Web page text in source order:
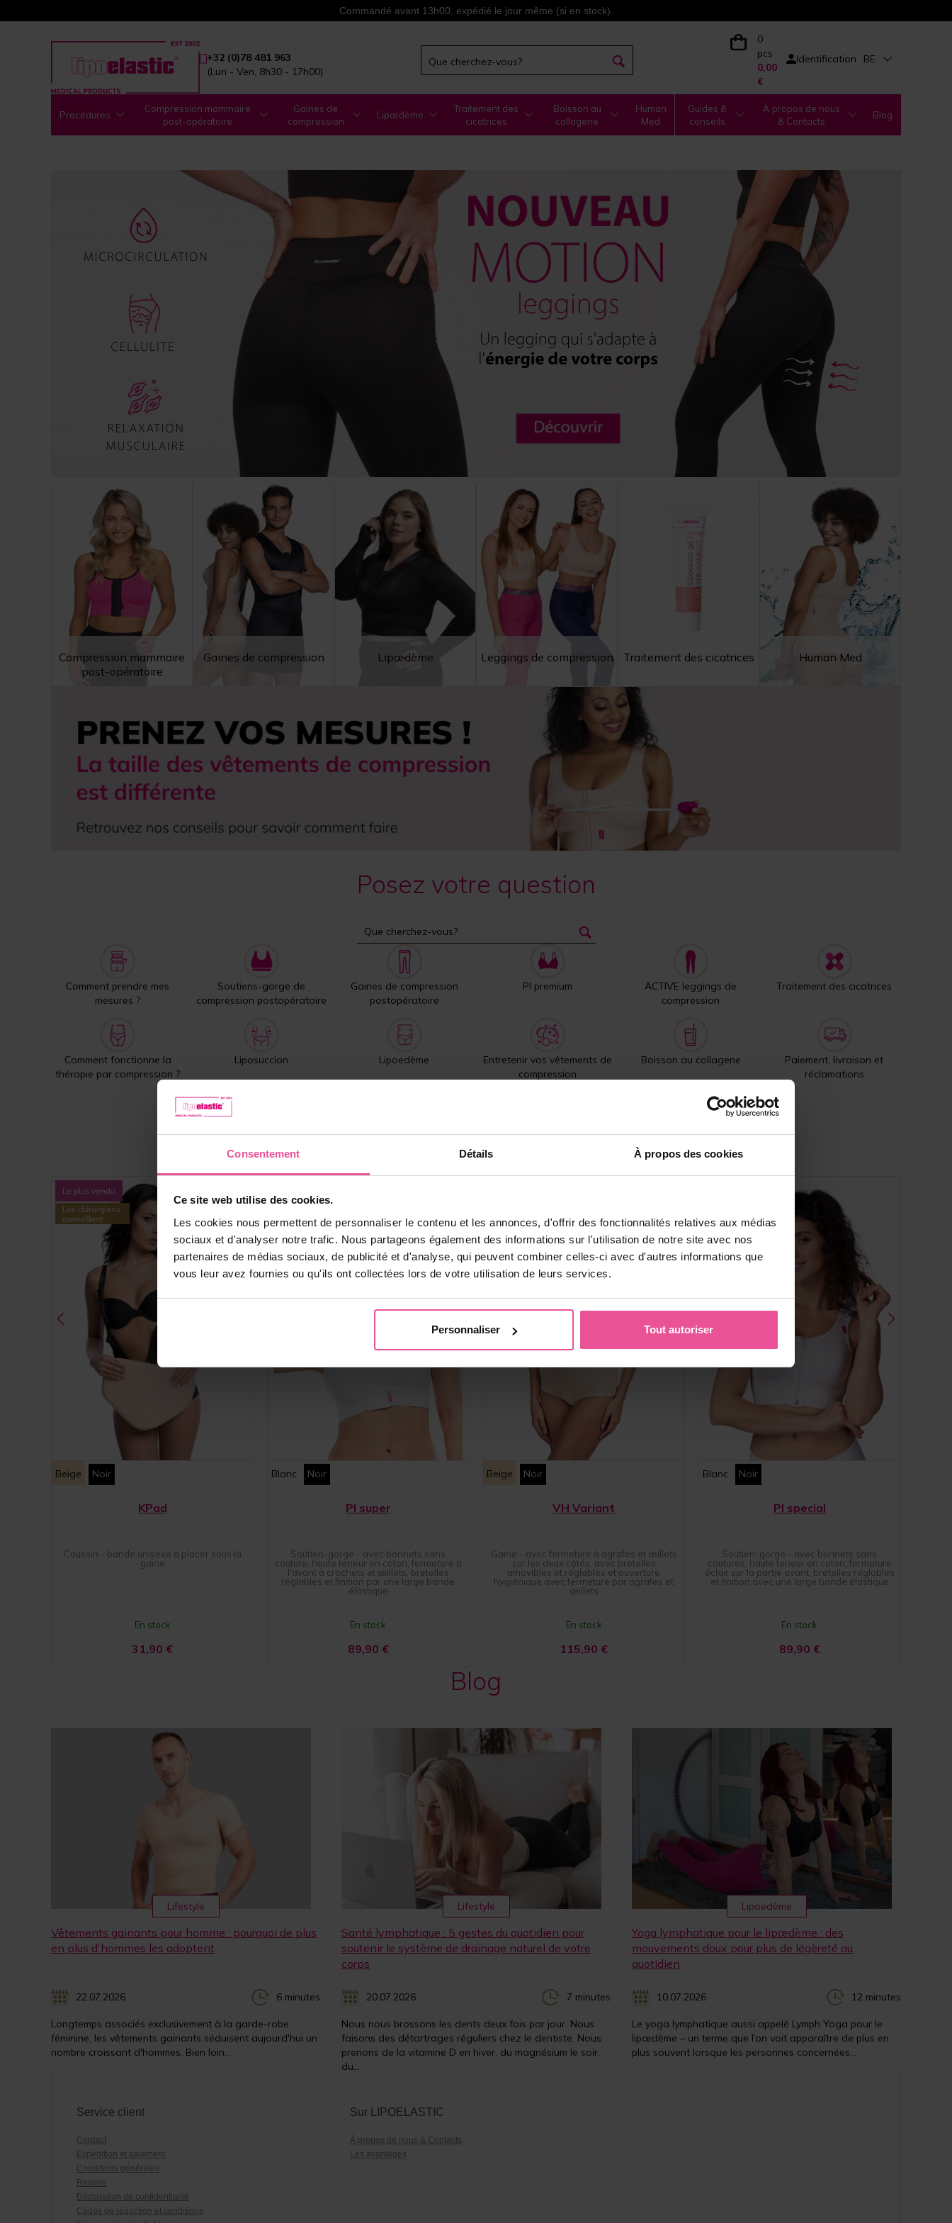
Consentement Détails À propos des cookies
Ce site web utilise des cookies.
Les cookies nous permettent de personnaliser le contenu et les annonces, d'offrir des fonctionnalités relatives aux médias
sociaux et d'analyser notre trafic. Nous partageons également des informations sur l'utilisation de notre site avec nos
partenaires de médias sociaux, de publicité et d'analyse, qui peuvent combiner celles-ci avec d'autres informations que
vous leur avez fournies ou qu'ils ont collectées lors de votre utilisation de leurs services.
Personnaliser Tout autoriser
Commandé avant 13h00, expédié le jour même (si en stock).
+32 (0)78 481 963
(Lun - Ven, 8h30 - 17h00)
0
pcs
0,00
€
Identification BE
Procédures
Compression mammaire
post-opératoire
Gaines de
compression
Lipœdème
Traitement des
cicatrices
Boisson au
collagène
Human
Med
Guides &
conseils
À propos de nous
& Contacts
Blog
Compression mammaire
post-opératoire
Gaines de compression Lipœdème Leggings de compression Traitement des cicatrices Human Med
Posez votre question
Comment prendre mes
mesures ?
Soutiens-gorge de
compression postopératoire
Gaines de compression
postopératoire
PI premium
ACTIVE leggings de
compression
Traitement des cicatrices
Comment fonctionne la
thérapie par compression ?
Liposuccion Lipoedème
Entretenir vos vêtements de
compression
Boisson au collagene
Paiement, livraison et
réclamations
Produits les plus vendus
Beige Noir
KPad
Coussin - bande unisexe à placer sous la
gaine
En stock
31,90 €
Blanc Noir
PI super
Soutien-gorge - avec bonnets sans
couture, haute teneur en coton, fermeture à
l'avant à crochets et œillets, bretelles
réglables et finition par une large bande
élastique
En stock
89,90 €
Beige Noir
VH Variant
Gaine - avec fermeture à agrafes et œillets
sur les deux côtés, avec bretelles
amovibles et réglables et ouverture
hygiénique avec fermeture par agrafes et
œillets
En stock
115,90 €
Blanc Noir
PI special
Soutien-gorge - avec bonnets sans
coutures, haute teneur en coton, fermeture
éclair sur la partie avant, bretelles réglables
et finition avec une large bande élastique
En stock
89,90 €
Blog
Lifestyle
Vêtements gainants pour homme : pourquoi de plus
en plus d'hommes les adoptent
22.07.2026 6 minutes
Longtemps associés exclusivement à la garde-robe
féminine, les vêtements gainants séduisent aujourd'hui un
nombre croissant d'hommes. Bien loin...
Lifestyle
Santé lymphatique : 5 gestes du quotidien pour
soutenir le système de drainage naturel de votre
corps
20.07.2026 7 minutes
Nous nous brossons les dents deux fois par jour. Nous
faisons des détartrages réguliers chez le dentiste. Nous
prenons de la vitamine D en hiver, du magnésium le soir,
du...
Lipoedème
Yoga lymphatique pour le lipœdème : des
mouvements doux pour plus de légèreté au
quotidien
10.07.2026 12 minutes
Le yoga lymphatique aussi appelé Lymph Yoga pour le
lipœdème – un terme que l’on voit apparaître de plus en
plus souvent lorsque les personnes concernées...
Service client
Contact
Expédition et paiement
Conditions générales
Revenir
Déclaration de confidentialité
Codes de réduction et conditions
Sur LIPOELASTIC
À propos de nous & Contacts
Les avantages